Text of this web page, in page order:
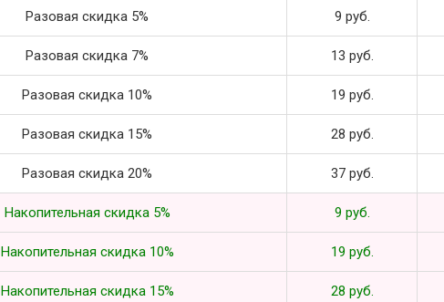
Разовая скидка 5% 9 руб.
Разовая скидка 7% 13 руб.
Разовая скидка 10% 19 руб.
Разовая скидка 15% 28 руб.
Разовая скидка 20% 37 руб.
Накопительная скидка 5% 9 руб.
Накопительная скидка 10% 19 руб.
Накопительная скидка 15% 28 руб.